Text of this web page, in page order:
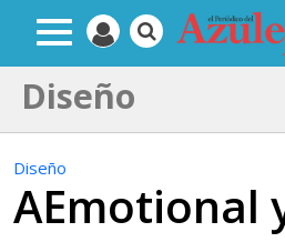
Diseño
Diseño
AEmotional